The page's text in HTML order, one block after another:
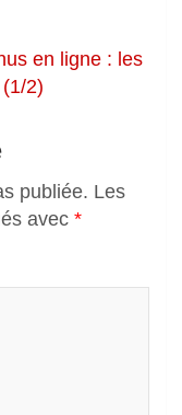
en ligne : les
2)
publiée. Les
avec *